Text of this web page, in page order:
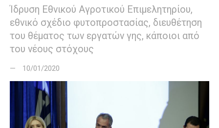
Ίδρυση Εθνικού Αγροτικού Επιμελητηρίου,
εθνικό σχέδιο φυτοπροστασίας, διευθέτηση
του θέματος των εργατών γης, κάποιοι από
του νέους στόχους
10/01/2020